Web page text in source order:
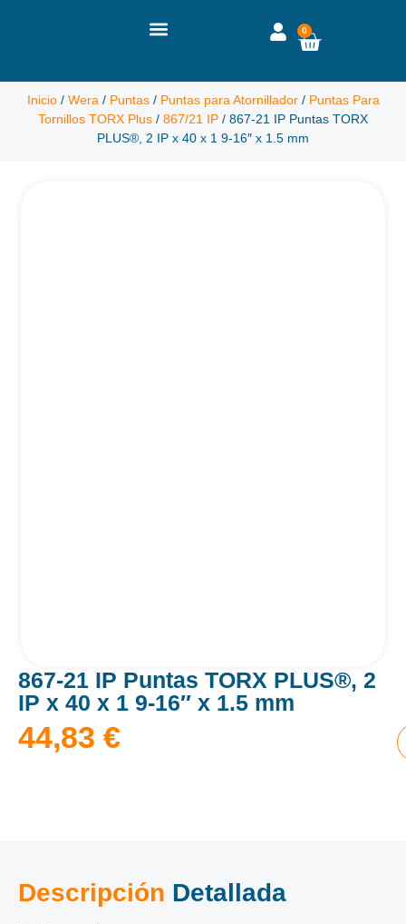
0
Inicio/ Wera / Puntas/ Puntas para Atornillador/ Puntas Para
Tornillos TORX Plus / 867/21 IP / 867-21 IP Puntas TORX
PLUS®, 2 IP x 40 x 1 9-16″ x 1.5 mm
867-21 IP Puntas TORX PLUS®, 2
IP x 40 x 1 9-16″ x 1.5 mm
44,83 €
Descripción Detallada